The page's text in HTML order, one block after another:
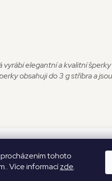
tohoto
Více informacízde.
vyrábí elegantní a kvalitní
obsahuji do 3 g stříbra a